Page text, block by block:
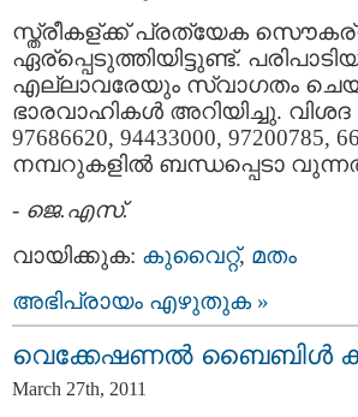
സ്ത്രീകള്ക്ക് പ്രത്യേക
ഏര്പ്പെടുത്തിയിട്ടുണ്ട്.
എല്ലാവരേയും സ്വാഗതം
ഭാരവാഹികള്‍ അറിയിച്ചു. വിശദ
97686620, 94433000, 97200785,
നമ്പറുകളില്‍ ബന്ധപ്പെടാ
- ജെ.എസ്.
വായിക്കുക: കുവൈറ്റ്‌, മതം
അഭിപ്രായം എഴുതുക »
വെക്കേഷണല്‍ ബൈബിള്‍
March 27th, 2011